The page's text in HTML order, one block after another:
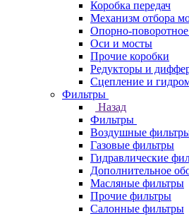
Коробка передач
Механизм отбора
Опорно-поворотное
Оси и мосты
Прочие коробки
Редукторы и
Сцепление и
Фильтры
Назад
Фильтры
Воздушные
Газовые фильтры
Гидравлические
Дополнительное
Масляные фильтры
Прочие фильтры
Салонные фильтры